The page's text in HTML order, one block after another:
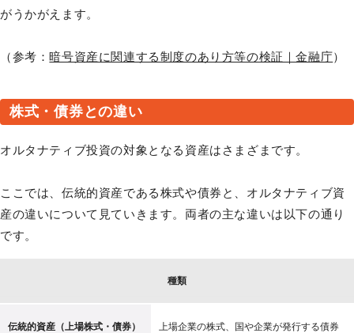
がうかがえます。
（参考：暗号資産に関連する制度のあり方等の検証｜金融庁）
株式・債券との違い
オルタナティブ投資の対象となる資産はさまざまです。
ここでは、伝統的資産である株式や債券と、オルタナティブ資
産の違いについて見ていきます。両者の主な違いは以下の通り
です。
種類
伝統的資産（上場株式・債券） 上場企業の株式、国や企業が発行する債券